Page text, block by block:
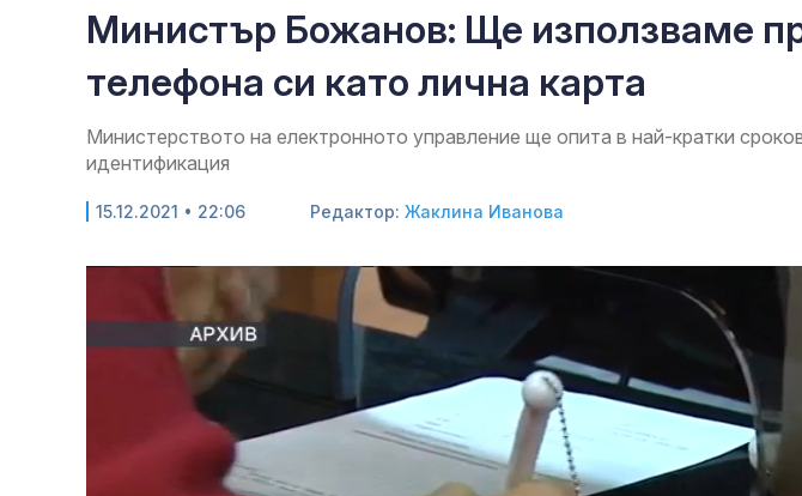
Министър Божанов: Ще използваме
телефона си като лична карта
Министерството на електронното управление ще опита в най-кратки
идентификация
15.12.2021 • 22:06 Редактор: Жаклина Иванова